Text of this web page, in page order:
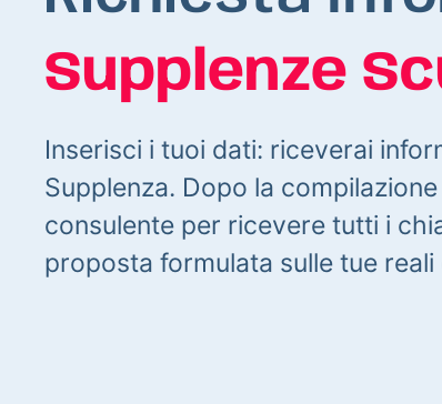
Supplenze
Inserisci i tuoi dati: riceverai
Supplenza. Dopo la
consulente per ricevere tutti i
proposta formulata sulle tue reali